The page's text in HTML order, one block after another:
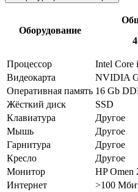
Оборудование
Процессор
Intel Core
Видеокарта
NVIDIA
Оперативная память 16 Gb
Жёсткий диск
SSD
Клавиатура
Другое
Мышь
Другое
Гарнитура
Другое
Кресло
Другое
Монитор
HP Omen
Интернет
>100